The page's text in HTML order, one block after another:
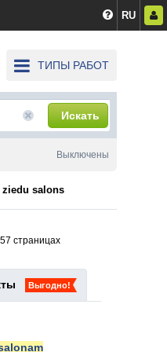
RU
ТИПЫ РАБОТ
Искать
ziedu salons
страницах
Выгодно!
Выключены